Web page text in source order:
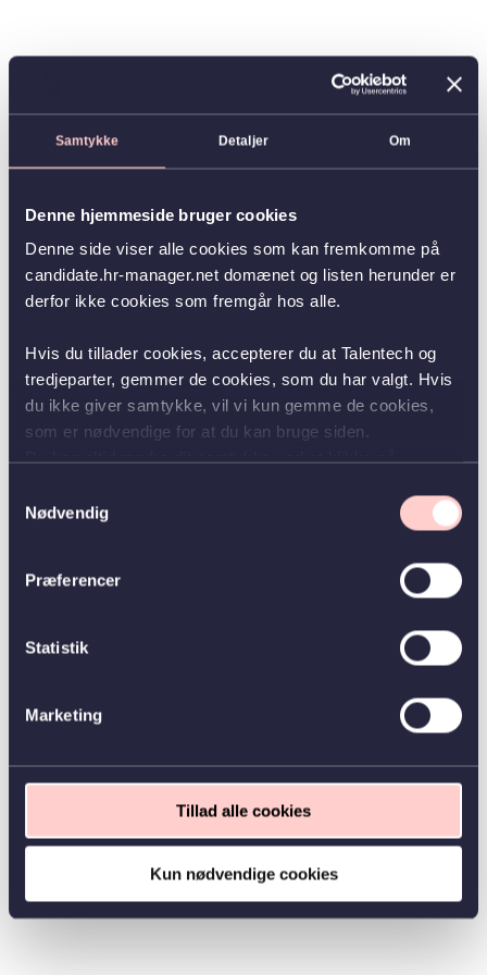
Samtykke Detaljer Om
Denne hjemmeside bruger cookies
Denne side viser alle cookies som kan fremkomme på
candidate.hr-manager.net domænet og listen herunder er
derfor ikke cookies som fremgår hos alle.
Hvis du tillader cookies, accepterer du at Talentech og
tredjeparter, gemmer de cookies, som du har valgt. Hvis
du ikke giver samtykke, vil vi kun gemme de cookies,
som er nødvendige for at du kan bruge siden.
Nødvendig
Præferencer
Statistik
Marketing
Tillad alle cookies
Kun nødvendige cookies